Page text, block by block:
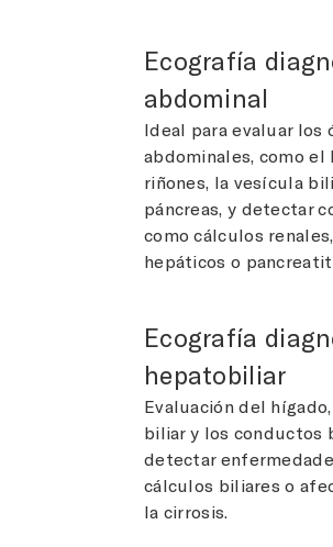
Ecografía
abdominal
Ideal para evaluar los
abdominales, como el
riñones, la vesícula
páncreas, y detectar
como cálculos
hepáticos o
Ecografía
hepatobiliar
Evaluación del
biliar y los conductos
detectar
cálculos biliares o
la cirrosis.